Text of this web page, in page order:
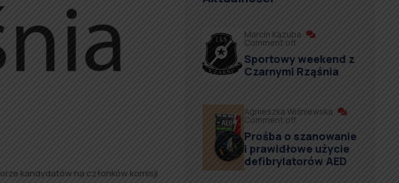
kandydatów na członków komisji
Marcin Kazuba
Comment off
Sportowy weekend z
Czarnymi Rząśnia
Agnieszka Wiśniewska
Comment off
Prośba o szanowanie
i prawidłowe użycie
defibrylatorów AED